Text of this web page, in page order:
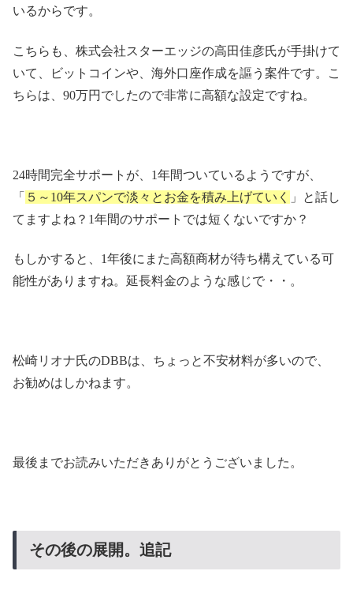
いるからです。
こちらも、株式会社スターエッジの高田佳彦氏が手掛けて
いて、ビットコインや、海外口座作成を謳う案件です。こ
ちらは、90万円でしたので非常に高額な設定ですね。
24時間完全サポートが、1年間ついているようですが、
「 ５～10年スパンで淡々とお金を積み上げていく
」と話し
てますよね？1年間のサポートでは短くないですか？
もしかすると、1年後にまた高額商材が待ち構えている可
能性がありますね。延長料金のような感じで・・。
松崎リオナ氏のDBBは、ちょっと不安材料が多いので、
お勧めはしかねます。
最後までお読みいただきありがとうございました。
その後の展開。追記